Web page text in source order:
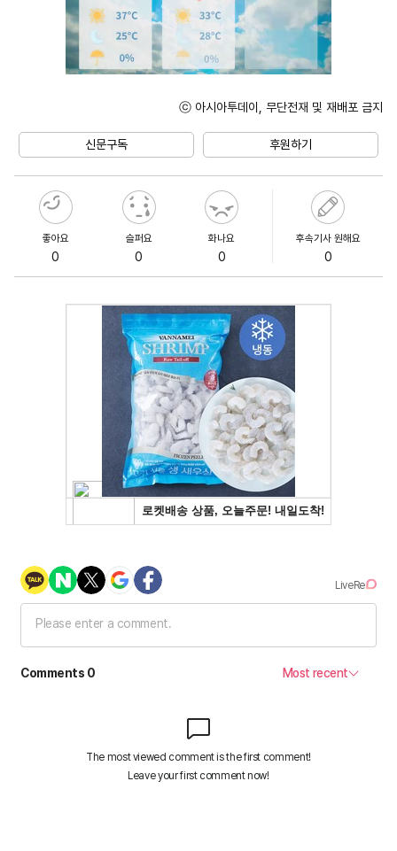
ⓒ 아시아투데이, 무단전재 및 재배포 금지
신문구독 후원하기
좋아요
0
슬퍼요
0
화나요
0
후속기사 원해요
0